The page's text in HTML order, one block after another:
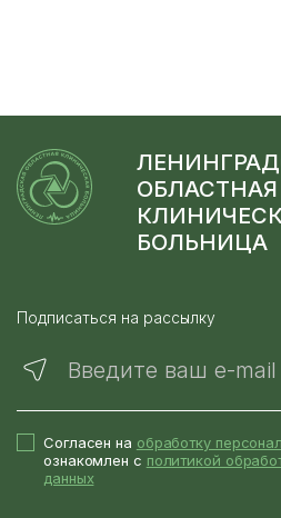
ОБЛАСТНАЯ
БОЛЬНИЦА
Подписаться на рассылку
Введите ваш e-mail
Согласен на обработку
ознакомлен с политикой
данных